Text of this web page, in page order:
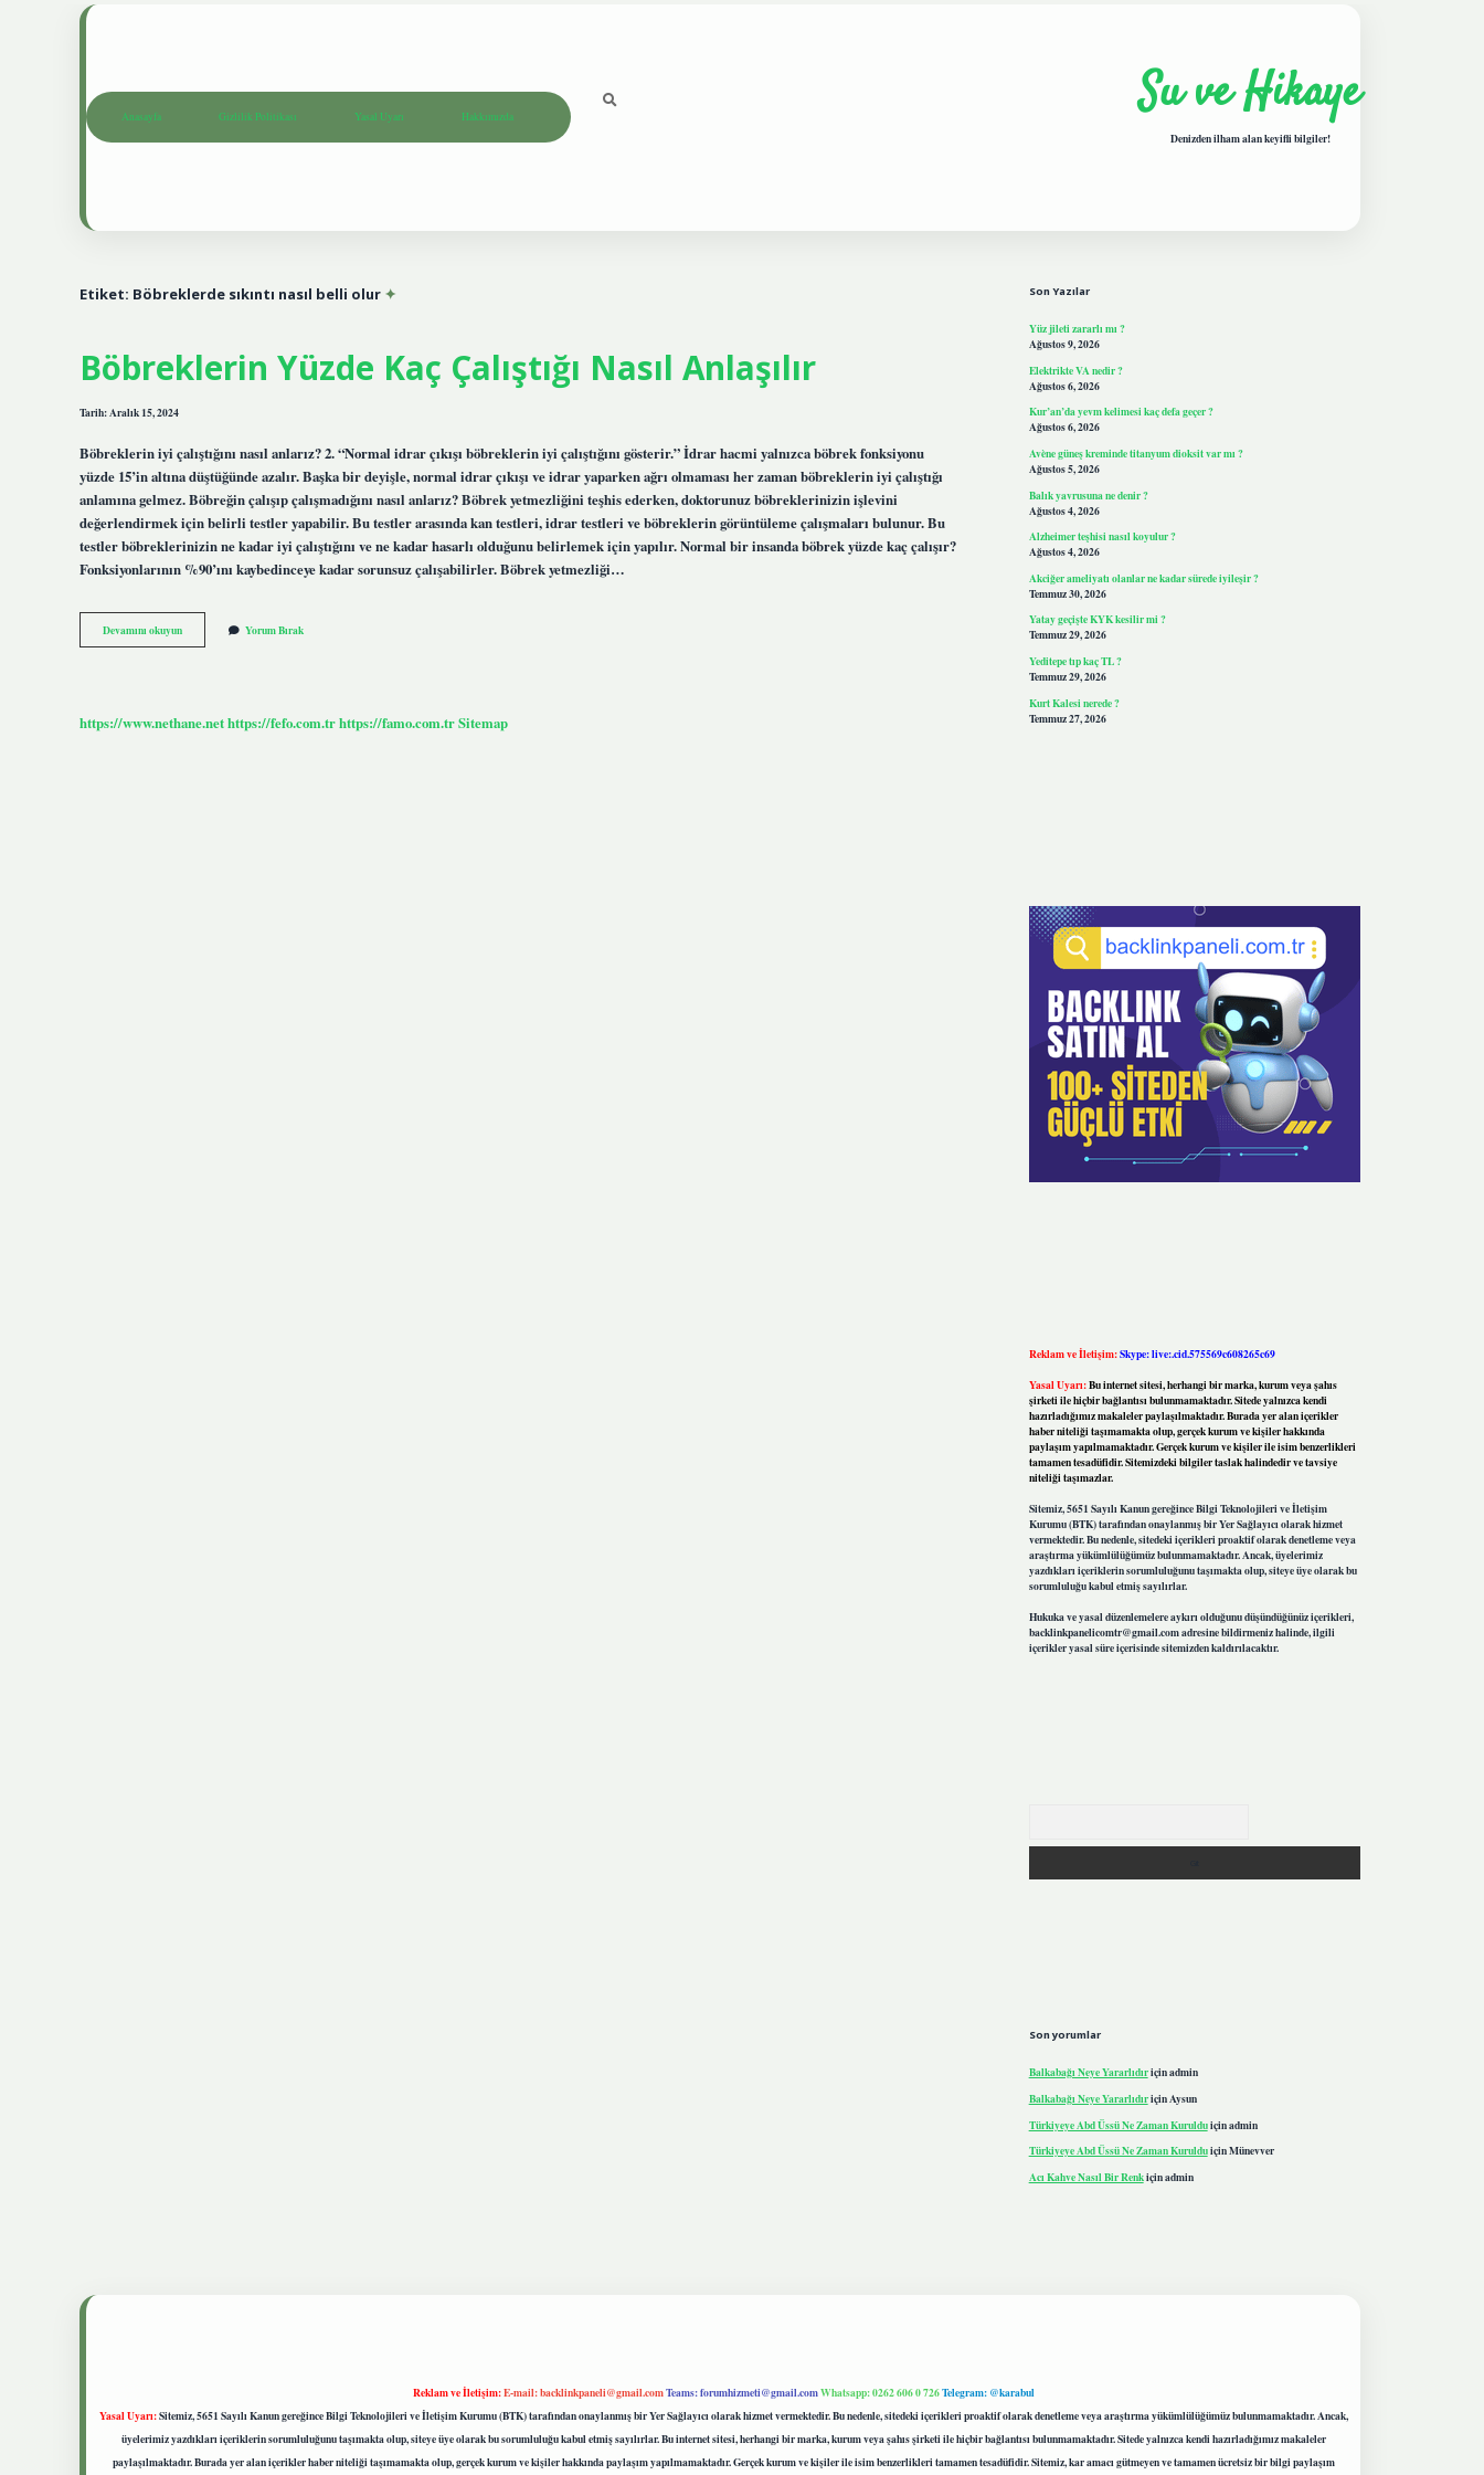
Anasayfa Gizlilik Politikası Yasal Uyarı Hakkımızda Su ve Hikaye
Denizden ilham alan keyifli bilgiler!
Etiket: Böbreklerde sıkıntı nasıl belli olur
Böbreklerin Yüzde Kaç Çalıştığı Nasıl Anlaşılır
Tarih: Aralık 15, 2024
Böbreklerin iyi çalıştığını nasıl anlarız? 2. “Normal idrar çıkışı böbreklerin iyi çalıştığını gösterir.” İdrar hacmi yalnızca böbrek fonksiyonu
yüzde 15’in altına düştüğünde azalır. Başka bir deyişle, normal idrar çıkışı ve idrar yaparken ağrı olmaması her zaman böbreklerin iyi çalıştığı
anlamına gelmez. Böbreğin çalışıp çalışmadığını nasıl anlarız? Böbrek yetmezliğini teşhis ederken, doktorunuz böbreklerinizin işlevini
değerlendirmek için belirli testler yapabilir. Bu testler arasında kan testleri, idrar testleri ve böbreklerin görüntüleme çalışmaları bulunur. Bu
testler böbreklerinizin ne kadar iyi çalıştığını ve ne kadar hasarlı olduğunu belirlemek için yapılır. Normal bir insanda böbrek yüzde kaç çalışır?
Fonksiyonlarının %90’ını kaybedinceye kadar sorunsuz çalışabilirler. Böbrek yetmezliği…
Devamını okuyunBöbreklerin
Yüzde
Yorum Bırak
https://www.nethane.nethttps://fefo.com.trhttps://famo.com.trSitemap
Son Yazılar
Yüz jileti zararlı mı ?
Ağustos 9, 2026
Elektrikte VA nedir ?
Ağustos 6, 2026
Kur’an’da yevm kelimesi kaç defa geçer ?
Ağustos 6, 2026
Avène güneş kreminde titanyum dioksit var mı ?
Ağustos 5, 2026
Balık yavrusuna ne denir ?
Ağustos 4, 2026
Alzheimer teşhisi nasıl koyulur ?
Ağustos 4, 2026
Akciğer ameliyatı olanlar ne kadar sürede iyileşir ?
Temmuz 30, 2026
Yatay geçişte KYK kesilir mi ?
Temmuz 29, 2026
Yeditepe tıp kaç TL ?
Temmuz 29, 2026
Kurt Kalesi nerede ?
Temmuz 27, 2026
Reklam ve İletişim:Skype: live:.cid.575569c608265c69
Yasal Uyarı:Bu internet sitesi, herhangi bir marka, kurum veya şahıs
şirketi ile hiçbir bağlantısı bulunmamaktadır. Sitede yalnızca kendi
hazırladığımız makaleler paylaşılmaktadır. Burada yer alan içerikler
haber niteliği taşımamakta olup, gerçek kurum ve kişiler hakkında
paylaşım yapılmamaktadır. Gerçek kurum ve kişiler ile isim benzerlikleri
tamamen tesadüfidir. Sitemizdeki bilgiler taslak halindedir ve tavsiye
niteliği taşımazlar.
Sitemiz, 5651 Sayılı Kanun gereğince Bilgi Teknolojileri ve İletişim
Kurumu (BTK) tarafından onaylanmış bir Yer Sağlayıcı olarak hizmet
vermektedir. Bu nedenle, sitedeki içerikleri proaktif olarak denetleme veya
araştırma yükümlülüğümüz bulunmamaktadır. Ancak, üyelerimiz
yazdıkları içeriklerin sorumluluğunu taşımakta olup, siteye üye olarak bu
sorumluluğu kabul etmiş sayılırlar.
Hukuka ve yasal düzenlemelere aykırı olduğunu düşündüğünüz içerikleri,
backlinkpanelicomtr@gmail.comadresine bildirmeniz halinde, ilgili
içerikler yasal süre içerisinde sitemizden kaldırılacaktır.
Son yorumlar
Balkabağı Neye Yararlıdıriçinadmin
Balkabağı Neye YararlıdıriçinAysun
Türkiyeye Abd Üssü Ne Zaman Kurulduiçinadmin
Türkiyeye Abd Üssü Ne Zaman KurulduiçinMünevver
Acı Kahve Nasıl Bir Renkiçinadmin
Reklam ve İletişim:E-mail:backlinkpaneli@gmail.comTeams:forumhizmeti@gmail.comWhatsapp: 0262 606 0 726Telegram: @karabul
Yasal Uyarı:Sitemiz, 5651 Sayılı Kanun gereğince Bilgi Teknolojileri ve İletişim Kurumu (BTK) tarafından onaylanmış bir Yer Sağlayıcı olarak hizmet vermektedir. Bu nedenle, sitedeki içerikleri proaktif olarak denetleme veya araştırma yükümlülüğümüz bulunmamaktadır. Ancak,
üyelerimiz yazdıkları içeriklerin sorumluluğunu taşımakta olup, siteye üye olarak bu sorumluluğu kabul etmiş sayılırlar. Bu internet sitesi, herhangi bir marka, kurum veya şahıs şirketi ile hiçbir bağlantısı bulunmamaktadır. Sitede yalnızca kendi hazırladığımız makaleler
paylaşılmaktadır. Burada yer alan içerikler haber niteliği taşımamakta olup, gerçek kurum ve kişiler hakkında paylaşım yapılmamaktadır. Gerçek kurum ve kişiler ile isim benzerlikleri tamamen tesadüfidir. Sitemiz, kar amacı gütmeyen ve tamamen ücretsiz bir bilgi paylaşım